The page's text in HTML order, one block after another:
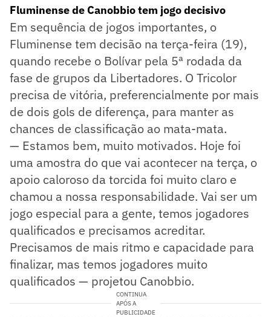
Fluminense de Canobbio tem jogo decisivo
Em sequência de jogos importantes, o
Fluminense tem decisão na terça-feira (19),
quando recebe o Bolívar pela 5ª rodada da
fase de grupos da Libertadores. O Tricolor
precisa de vitória, preferencialmente por mais
de dois gols de diferença, para manter as
chances de classificação ao mata-mata.
— Estamos bem, muito motivados. Hoje foi
uma amostra do que vai acontecer na terça, o
apoio caloroso da torcida foi muito claro e
chamou a nossa responsabilidade. Vai ser um
jogo especial para a gente, temos jogadores
qualificados e precisamos acreditar.
Precisamos de mais ritmo e capacidade para
finalizar, mas temos jogadores muito
qualificados — projetou Canobbio.
CONTINUA
APÓS A
PUBLICIDADE